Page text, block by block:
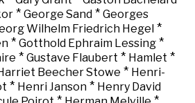
* George Sand * Georges
Wilhelm Friedrich Hegel *
* Gotthold Ephraim Lessing *
* Gustave Flaubert * Hamlet *
Beecher Stowe * Henri-
* Henri Janson * Henry David